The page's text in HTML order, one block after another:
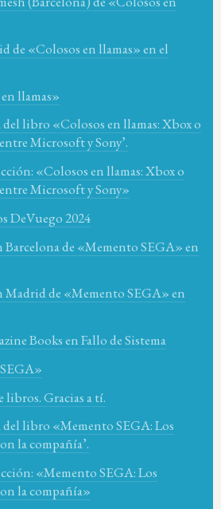
de «Colosos en llamas» en el
llamas»
del libro «Colosos en llamas: Xbox o
Microsoft y Sony’.
«Colosos en llamas: Xbox o
Microsoft y Sony»
DeVuego 2024
de «Memento SEGA» en
Madrid de «Memento SEGA» en
Books en Fallo de Sistema
libros. Gracias a tí.
del libro «Memento SEGA: Los
la compañía’.
«Memento SEGA: Los
la compañía»